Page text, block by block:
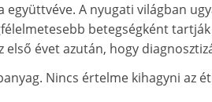
A nyugati világban
betegségként
első évet azután, hogy
Nincs értelme kihagyni az